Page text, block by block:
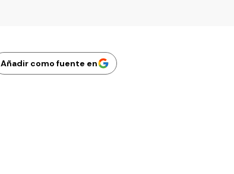
Añadir como fuente en